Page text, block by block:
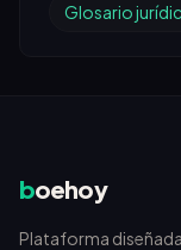
Glosario
boehoy
Plataforma